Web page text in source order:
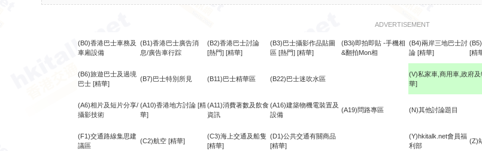
ADVERTISEMENT
(B0)香港巴士車務及
車廂設備
(B1)香港巴士廣告消
息/廣告車行踪
(B2)香港巴士討論
[熱門] [精華]
(B3)巴士攝影作品貼圖
區 [熱門] [精華]
(B3i)即拍即貼 -手機相
&翻拍Mon相
(B4)兩岸三地巴士討
論 [精華]
[精
(B6)旅遊巴士及過境
巴士 [精華]
(B7)巴士特別所見 (B11)巴士精華區 (B22)巴士迷吹水區
(V)私家車,商用車,政府
華]
(A6)相片及短片分享/
攝影技術
(A10)香港地方討論 [精
華]
(A11)消費著數及飲食
資訊
(A16)建築物機電裝置及
設備
(A19)問路專區 (N)其他討論題目
(F1)交通路線集思建
議區
(C2)航空 [精華]
(C3)海上交通及船隻
[精華]
(D1)公共交通有關商品
[精華]
(Y)hkitalk.net會員福
利部
(Z)